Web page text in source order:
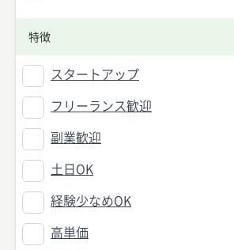
特徴
スタートアップ
フリーランス歓迎
副業歓迎
土日OK
経験少なめOK
高単価